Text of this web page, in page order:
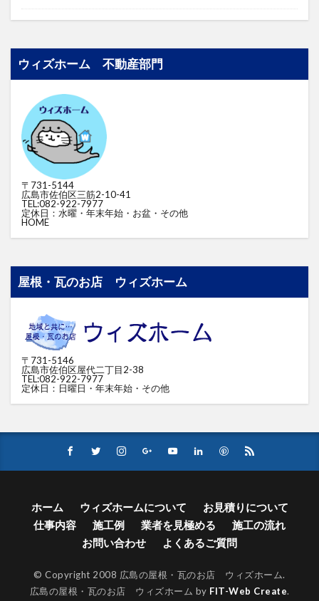
ウィズホーム 不動産部門
〒731-5144
広島市佐伯区三筋2-10-41
TEL:082-922-7977
定休日：水曜・年末年始・お盆・その他
HOME
屋根・瓦のお店 ウィズホーム
〒731-5146
広島市佐伯区屋代二丁目2-38
TEL:082-922-7977
定休日：日曜日・年末年始・その他
ホーム ウィズホームについて
お見積りについて
仕事内容
施工例 業者を見極める
施工の流れ
お問い合わせ
よくあるご質問
© Copyright 2008 広島の屋根・瓦のお店 ウィズホーム.
広島の屋根・瓦のお店 ウィズホーム by FIT-Web Create.